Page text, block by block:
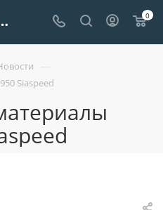
компании Европроект Tрейдинг 0
—
Siaspeed